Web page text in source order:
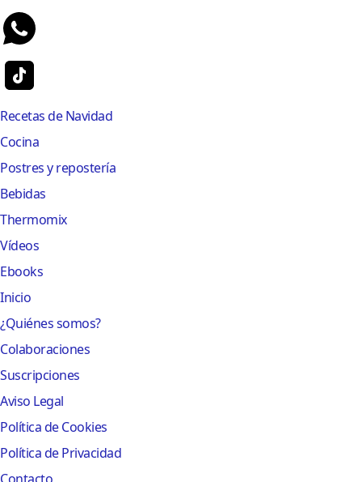
Recetas de Navidad
Cocina
Postres y repostería
Bebidas
Thermomix
Vídeos
Ebooks
Inicio
¿Quiénes somos?
Colaboraciones
Suscripciones
Aviso Legal
Política de Cookies
Política de Privacidad